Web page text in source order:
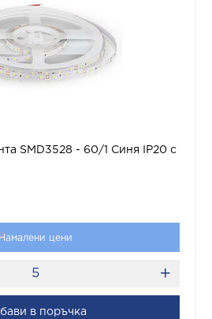
SMD3528 - 60/1 Синя IP20 с
Намалени цени
в поръчка